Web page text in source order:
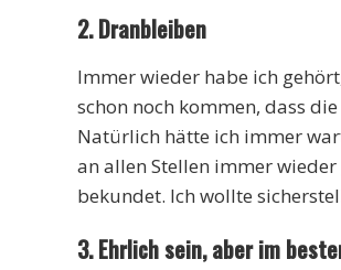
2. Dranbleiben
Immer wieder habe ich
schon noch kommen, dass
Natürlich hätte ich immer
an allen Stellen immer
bekundet. Ich wollte
3. Ehrlich sein, aber im